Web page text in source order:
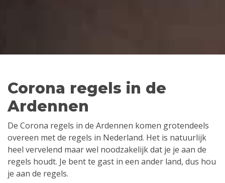
Corona regels in de
Ardennen
De Corona regels in de Ardennen komen grotendeels
overeen met de regels in Nederland. Het is natuurlijk
heel vervelend maar wel noodzakelijk dat je je aan de
regels houdt. Je bent te gast in een ander land, dus hou
je aan de regels.